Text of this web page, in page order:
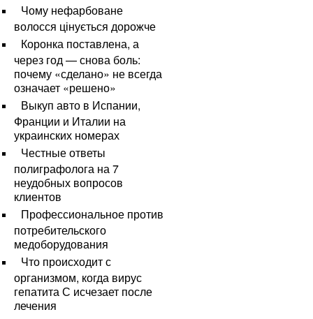
Чому нефарбоване
волосся цінується дорожче
Коронка поставлена, а
через год — снова боль:
почему «сделано» не всегда
означает «решено»
Выкуп авто в Испании,
Франции и Италии на
украинских номерах
Честные ответы
полиграфолога на 7
неудобных вопросов
клиентов
Профессиональное против
потребительского
медоборудования
Что происходит с
организмом, когда вирус
гепатита С исчезает после
лечения